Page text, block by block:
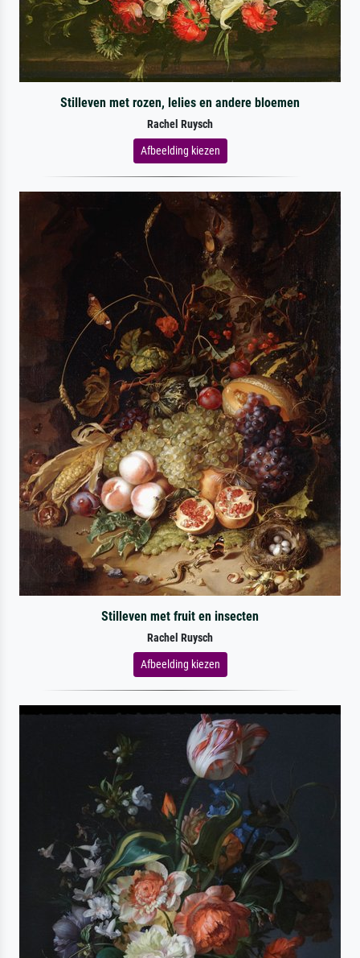
Stilleven met rozen, lelies en andere bloemen
Rachel Ruysch
Afbeelding kiezen
Stilleven met fruit en insecten
Rachel Ruysch
Afbeelding kiezen